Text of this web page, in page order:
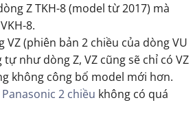
Z TKH-8 (model từ 2017) mà
8.
VZ (phiên bản 2 chiều của dòng VU
như dòng Z, VZ cũng sẽ chỉ có VZ
không công bố model mới hơn.
2 chiều không có quá